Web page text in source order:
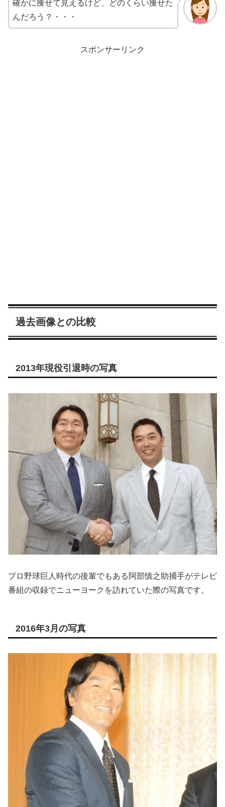
確かに痩せて見えるけど、どのくらい痩せた
んだろう？・・・
スポンサーリンク
過去画像との比較
2013年現役引退時の写真
プロ野球巨人時代の後輩でもある阿部慎之助捕手がテレビ
番組の収録でニューヨークを訪れていた際の写真です。
2016年3月の写真